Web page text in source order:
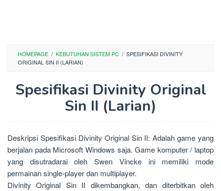
HOMEPAGE / KEBUTUHAN SISTEM PC / SPESIFIKASI DIVINITY
ORIGINAL SIN II (LARIAN)
Spesifikasi Divinity Original
Sin II (Larian)
Deskripsi Spesifikasi Divinity Original Sin II: Adalah game yang
berjalan pada Microsoft Windows saja. Game komputer / laptop
yang disutradarai oleh Swen Vincke ini memiliki mode
permainan single-player dan multiplayer.
Divinity Original Sin II dikembangkan, dan diterbitkan oleh